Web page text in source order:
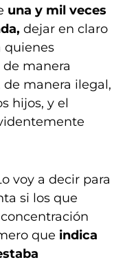
una y mil veces
dejar en claro
quienes
de manera
manera ilegal,
hijos, y el
voy a decir para
si los que
que indica